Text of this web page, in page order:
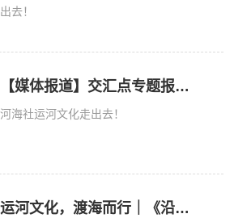
出去！
【媒体报道】交汇点专题报道 入藏哈佛、耶鲁等图书馆！“江苏运河百科全书”跨洋渡海讲好中国故事
河海社运河文化走出去！
运河文化，渡海而行｜《沿着运河看中国·江苏篇》入藏海外多馆